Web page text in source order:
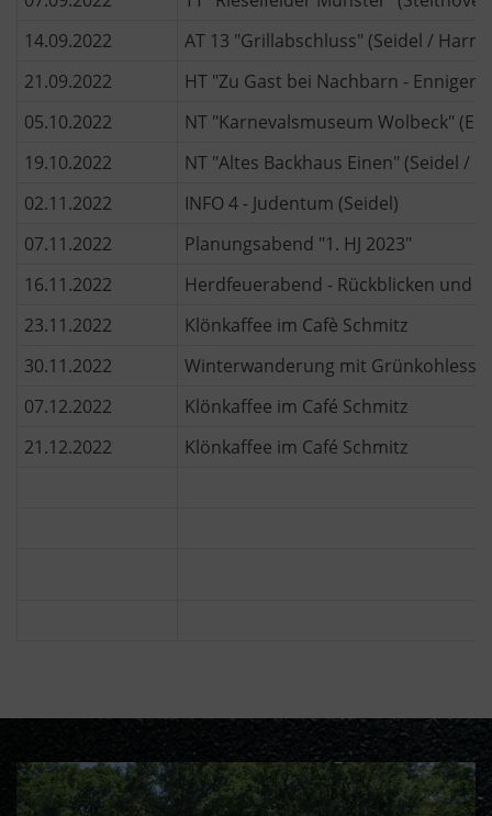
14.09.2022
AT 13 "Grillabschluss" (Seidel /
21.09.2022
HT "Zu Gast bei Nachbarn - Enniger"
05.10.2022
NT "Karnevalsmuseum Wolbeck"
19.10.2022
NT "Altes Backhaus Einen" (Seidel /
02.11.2022
INFO 4 - Judentum (Seidel)
07.11.2022
Planungsabend "1. HJ 2023"
16.11.2022
Herdfeuerabend - Rückblicken und
23.11.2022
Klönkaffee im Cafè Schmitz
30.11.2022
Winterwanderung mit
07.12.2022
Klönkaffee im Café Schmitz
21.12.2022
Klönkaffee im Café Schmitz